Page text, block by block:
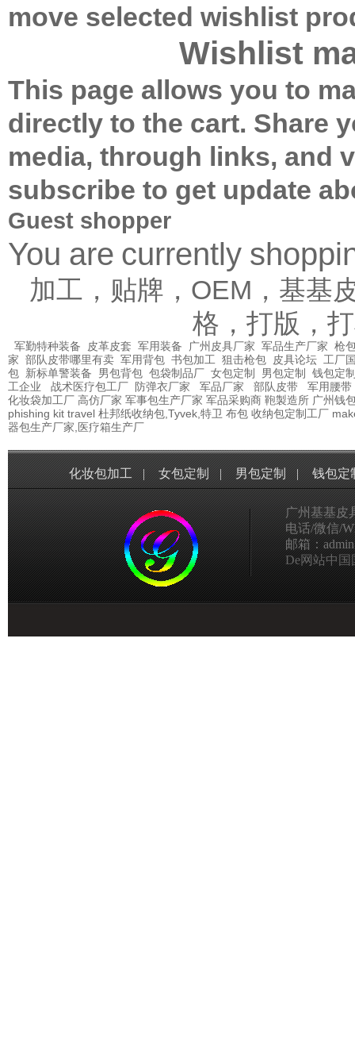
move selected wishlist
Wishlist
This page allows you to
directly to the cart. Share
media, through links, and
subscribe to get update
Guest shopper
You are currently
加工，贴牌，OEM，基基
格，打版，
军勤特种装备 皮革皮套 军用装备 广州皮具厂家 军品生产厂家 枪
家 部队皮带哪里有卖 军用背包 书包加工 狙击枪包 皮具论坛 工厂
包 新标单警装备 男包背包 包袋制品厂 女包定制 男包定制
钱包定
工企业
战术医疗包工厂 防弹衣厂家 军品厂家 部队皮带
军用腰带
化妆袋加工厂 高仿厂家 军事包生产厂家 军品采购商 鞄製造所 广州钱
phishing kit travel 杜邦纸收纳包,Tyvek,特卫 布包 收纳包定制工厂
器包生产厂家,医疗箱生产厂
化妆包加工 | 女包定制 | 男包定制 | 钱包定
广州基基皮
电话/微信/
邮箱：
De网站中国